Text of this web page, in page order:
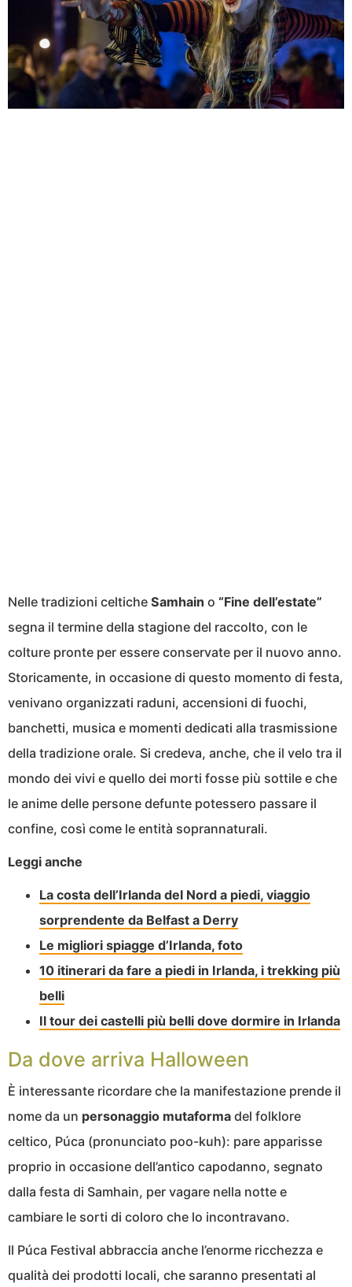
Nelle tradizioni celtiche Samhain o “Fine dell’estate”
segna il termine della stagione del raccolto, con le
colture pronte per essere conservate per il nuovo anno.
Storicamente, in occasione di questo momento di festa,
venivano organizzati raduni, accensioni di fuochi,
banchetti, musica e momenti dedicati alla trasmissione
della tradizione orale. Si credeva, anche, che il velo tra il
mondo dei vivi e quello dei morti fosse più sottile e che
le anime delle persone defunte potessero passare il
confine, così come le entità soprannaturali.
Leggi anche
La costa dell’Irlanda del Nord a piedi, viaggio
sorprendente da Belfast a Derry
Le migliori spiagge d’Irlanda, foto
10 itinerari da fare a piedi in Irlanda, i trekking più
belli
Il tour dei castelli più belli dove dormire in Irlanda
Da dove arriva Halloween
È interessante ricordare che la manifestazione prende il
nome da un personaggio mutaforma del folklore
celtico, Púca (pronunciato poo-kuh): pare apparisse
proprio in occasione dell’antico capodanno, segnato
dalla festa di Samhain, per vagare nella notte e
cambiare le sorti di coloro che lo incontravano.
Il Púca Festival abbraccia anche l’enorme ricchezza e
qualità dei prodotti locali, che saranno presentati al